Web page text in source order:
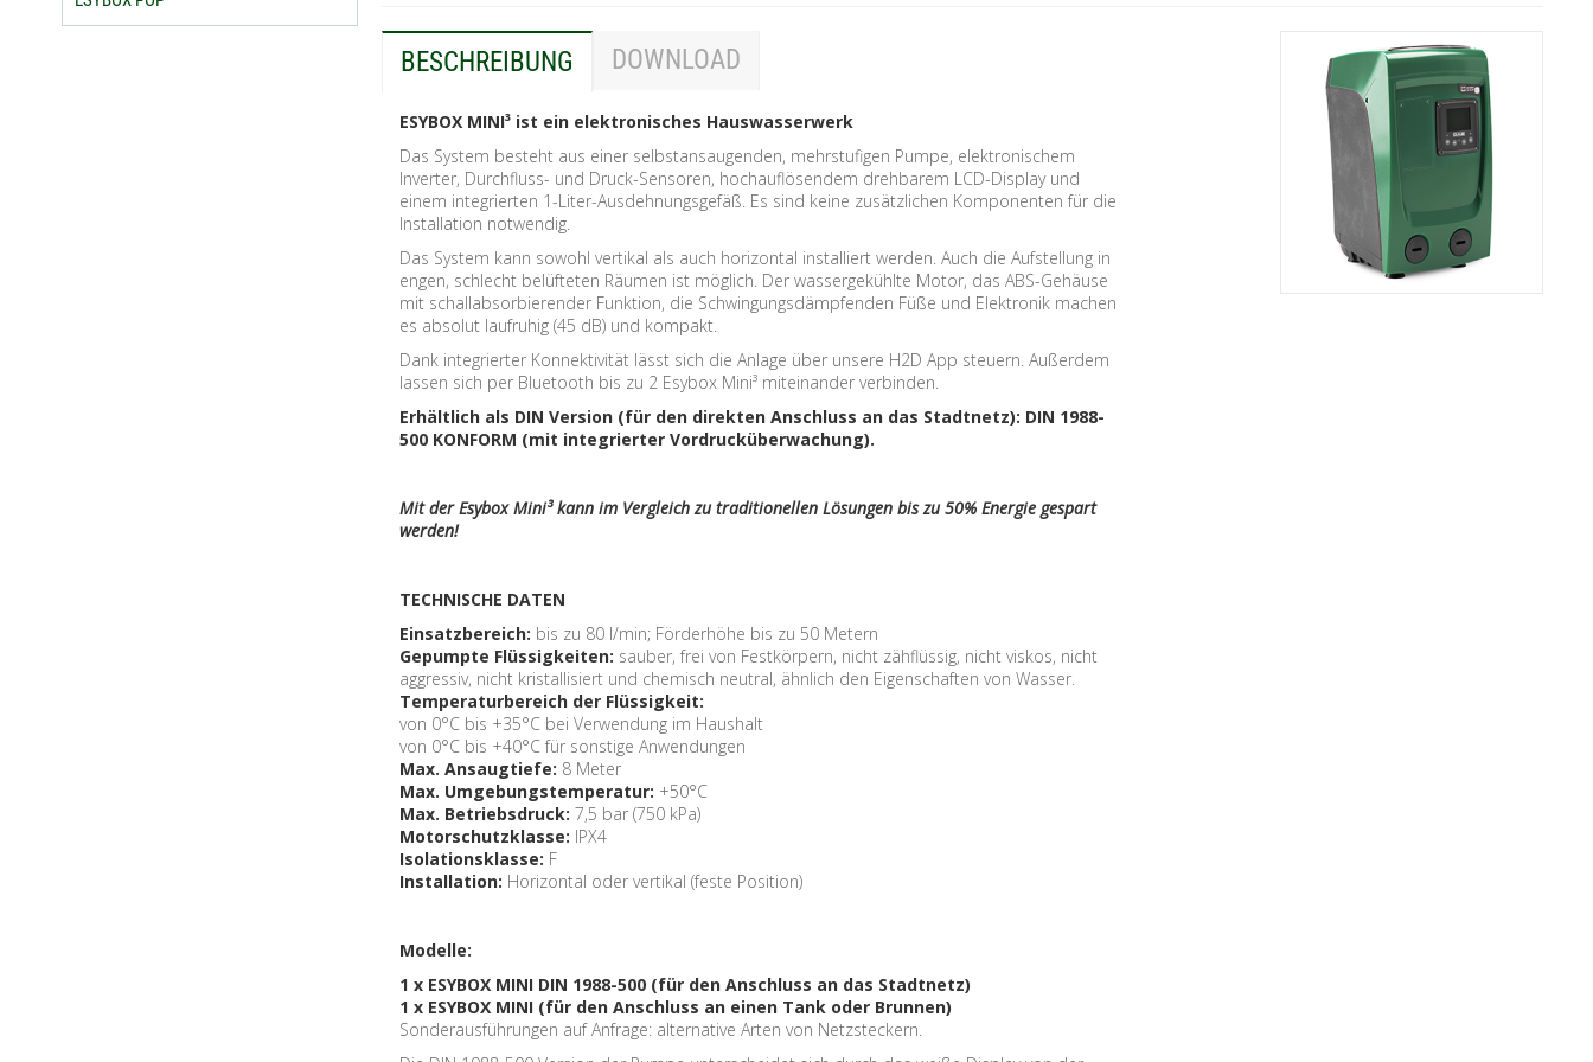
BESCHREIBUNG DOWNLOAD
ESYBOX MINI³ ist ein elektronisches Hauswasserwerk
Das System besteht aus einer selbstansaugenden, mehrstufigen Pumpe, elektronischem
Inverter, Durchfluss- und Druck-Sensoren, hochauflösendem drehbarem LCD-Display und
einem integrierten 1-Liter-Ausdehnungsgefäß. Es sind keine zusätzlichen Komponenten für die
Installation notwendig.
Das System kann sowohl vertikal als auch horizontal installiert werden. Auch die Aufstellung in
engen, schlecht belüfteten Räumen ist möglich. Der wassergekühlte Motor, das ABS-Gehäuse
mit schallabsorbierender Funktion, die Schwingungsdämpfenden Füße und Elektronik machen
es absolut laufruhig (45 dB) und kompakt.
Dank integrierter Konnektivität lässt sich die Anlage über unsere H2D App steuern. Außerdem
lassen sich per Bluetooth bis zu 2 Esybox Mini³ miteinander verbinden.
Erhältlich als DIN Version (für den direkten Anschluss an das Stadtnetz): DIN 1988-
500 KONFORM (mit integrierter Vordrucküberwachung).
Mit der Esybox Mini³ kann im Vergleich zu traditionellen Lösungen bis zu 50% Energie gespart
werden!
TECHNISCHE DATEN
Einsatzbereich: bis zu 80 l/min; Förderhöhe bis zu 50 Metern
Gepumpte Flüssigkeiten: sauber, frei von Festkörpern, nicht zähflüssig, nicht viskos, nicht
aggressiv, nicht kristallisiert und chemisch neutral, ähnlich den Eigenschaften von Wasser.
Temperaturbereich der Flüssigkeit:
von 0°C bis +35°C bei Verwendung im Haushalt
von 0°C bis +40°C für sonstige Anwendungen
Max. Ansaugtiefe: 8 Meter
Max. Umgebungstemperatur: +50°C
Max. Betriebsdruck: 7,5 bar (750 kPa)
Motorschutzklasse: IPX4
Isolationsklasse: F
Installation: Horizontal oder vertikal (feste Position)
Modelle:
1 x ESYBOX MINI DIN 1988-500 (für den Anschluss an das Stadtnetz)
1 x ESYBOX MINI (für den Anschluss an einen Tank oder Brunnen)
Sonderausführungen auf Anfrage: alternative Arten von Netzsteckern.